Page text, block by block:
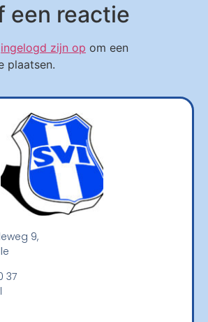
een reactie
ingelogd zijn op om een
plaatsen.
9,
37